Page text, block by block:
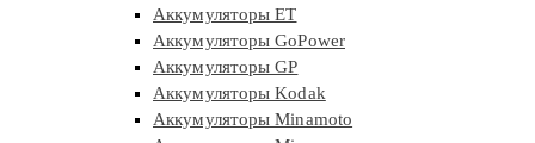
Аккумуляторы ET
Аккумуляторы GoPower
Аккумуляторы GP
Аккумуляторы Kodak
Аккумуляторы Minamoto